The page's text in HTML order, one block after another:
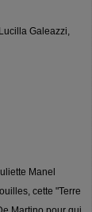
Galeazzi,
Manel
cette "Terre